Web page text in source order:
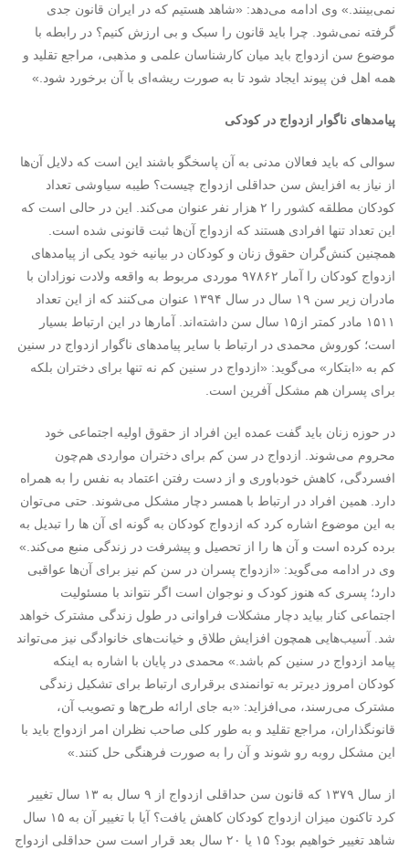
نمی‌بینند.» وی ادامه می‌دهد: «شاهد هستیم که در ایران قانون جدی
گرفته نمی‌شود. چرا باید قانون را سبک و بی ارزش کنیم؟ در رابطه با
موضوع سن ازدواج باید میان کارشناسان علمی و مذهبی، مراجع تقلید و
همه اهل فن پیوند ایجاد شود تا به صورت ریشه‌ای با آن برخورد شود.»
پیامدهای ناگوار ازدواج در کودکی
سوالی که باید فعالان مدنی به آن پاسخگو باشند این است که دلایل آن‌ها
از نیاز به افزایش سن حداقلی ازدواج چیست؟ طیبه سیاوشی تعداد
کودکان مطلقه کشور را ۲ هزار نفر عنوان می‌کند. این در حالی است که
این تعداد تنها افرادی هستند که ازدواج آن‌ها ثبت قانونی شده است.
همچنین کنش‌گران حقوق زنان و کودکان در بیانیه خود یکی از پیامدهای
ازدواج کودکان را آمار ۹۷۸۶۲ موردی مربوط به واقعه ولادت نوزادان با
مادران زیر سن ۱۹ سال در سال ۱۳۹۴ عنوان می‌کنند که از این تعداد
۱۵۱۱ مادر کمتر از۱۵ سال سن داشته‌اند. آمارها در این ارتباط بسیار
است؛ کوروش محمدی در ارتباط با سایر پیامدهای ناگوار ازدواج در سنین
کم به «ابتکار» می‌گوید: «ازدواج در سنین کم نه تنها برای دختران بلکه
برای پسران هم مشکل آفرین است.
در حوزه زنان باید گفت عمده این افراد از حقوق اولیه اجتماعی خود
محروم می‌شوند. ازدواج در سن کم برای دختران مواردی هم‌چون
افسردگی، کاهش خودباوری و از دست رفتن اعتماد به نفس را به همراه
دارد. همین افراد در ارتباط با همسر دچار مشکل می‌شوند. حتی می‌توان
به این موضوع اشاره کرد که ازدواج کودکان به گونه ای آن ها را تبدیل به
برده کرده است و آن ها را از تحصیل و پیشرفت در زندگی منبع می‌کند.»
وی در ادامه می‌گوید: «ازدواج پسران در سن کم نیز برای آن‌ها عواقبی
دارد؛ پسری که هنوز کودک و نوجوان است اگر نتواند با مسئولیت
اجتماعی کنار بیاید دچار مشکلات فراوانی در طول زندگی مشترک خواهد
شد. آسیب‌هایی همچون افزایش طلاق و خیانت‌های خانوادگی نیز می‌تواند
پیامد ازدواج در سنین کم باشد.» محمدی در پایان با اشاره به اینکه
کودکان امروز دیرتر به توانمندی برقراری ارتباط برای تشکیل زندگی
مشترک می‌رسند، می‌افزاید: «به جای ارائه طرح‌ها و تصویب آن،
قانونگذاران، مراجع تقلید و به طور کلی صاحب نظران امر ازدواج باید با
این مشکل روبه رو شوند و آن را به صورت فرهنگی حل کنند.»
از سال ۱۳۷۹ که قانون سن حداقلی ازدواج از ۹ سال به ۱۳ سال تغییر
کرد تاکنون میزان ازدواج کودکان کاهش یافت؟ آیا با تغییر آن به ۱۵ سال
شاهد تغییر خواهیم بود؟ ۱۵ یا ۲۰ سال بعد قرار است سن حداقلی ازدواج